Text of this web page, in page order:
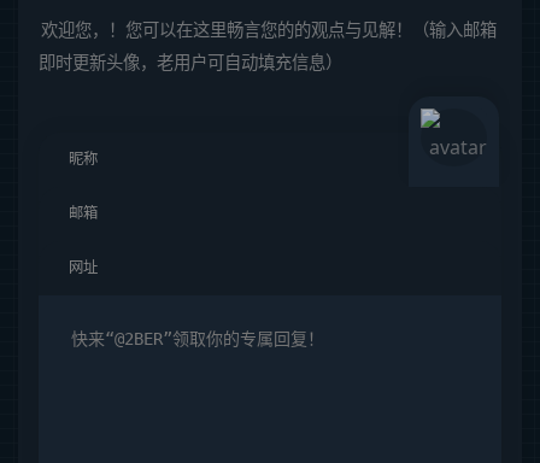
欢迎您，！您可以在这里畅言您的的观点与见解！（输入邮箱
即时更新头像，老用户可自动填充信息）